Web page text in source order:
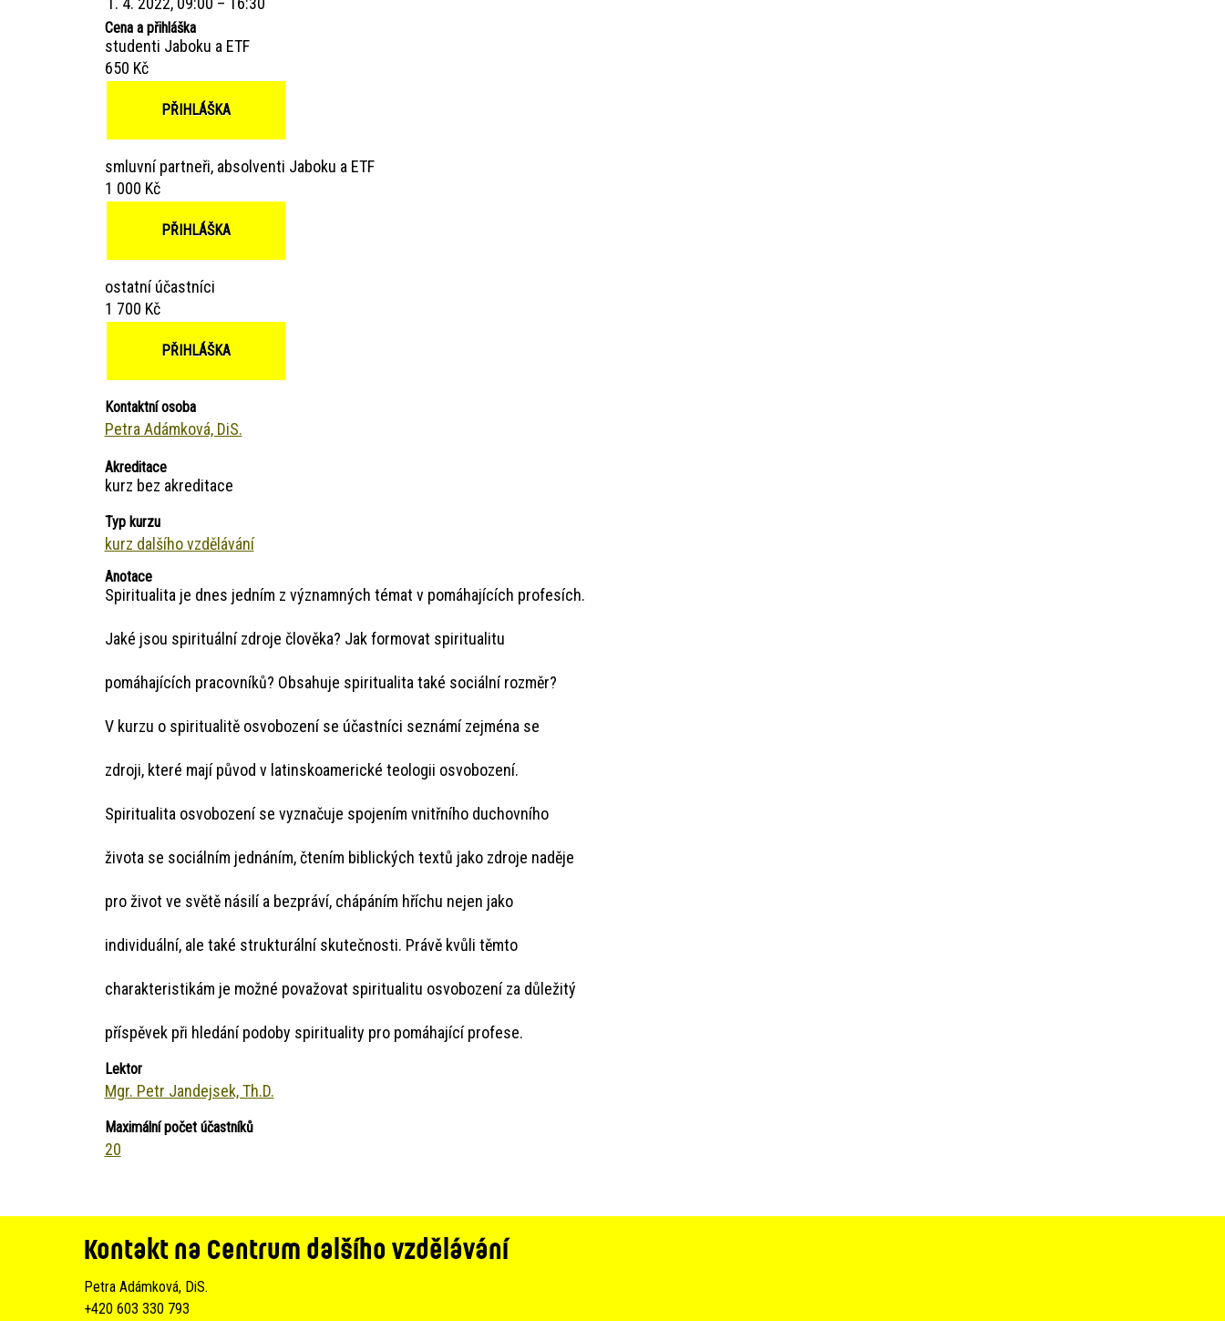
Cena a přihláška
studenti Jaboku a ETF
650 Kč
PŘIHLÁŠKA
smluvní partneři, absolventi Jaboku a ETF
1 000 Kč
PŘIHLÁŠKA
ostatní účastníci
1 700 Kč
PŘIHLÁŠKA
Kontaktní osoba
Petra Adámková, DiS.
Akreditace
kurz bez akreditace
Typ kurzu
kurz dalšího vzdělávání
Anotace
Spiritualita je dnes jedním z významných témat v pomáhajících profesích.
Jaké jsou spirituální zdroje člověka? Jak formovat spiritualitu
pomáhajících pracovníků? Obsahuje spiritualita také sociální rozměr?
V kurzu o spiritualitě osvobození se účastníci seznámí zejména se
zdroji, které mají původ v latinskoamerické teologii osvobození.
Spiritualita osvobození se vyznačuje spojením vnitřního duchovního
života se sociálním jednáním, čtením biblických textů jako zdroje naděje
pro život ve světě násilí a bezpráví, chápáním hříchu nejen jako
individuální, ale také strukturální skutečnosti. Právě kvůli těmto
charakteristikám je možné považovat spiritualitu osvobození za důležitý
příspěvek při hledání podoby spirituality pro pomáhající profese.
Lektor
Mgr. Petr Jandejsek, Th.D.
Maximální počet účastníků
20
Kontakt na Centrum dalšího vzdělávání
Petra Adámková, DiS.
+420 603 330 793